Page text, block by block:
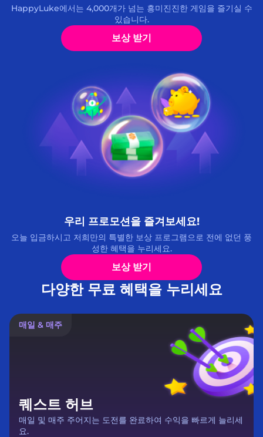
HappyLuke에서는 4,000개가 넘는 흥미진진한 게임을 즐기실 수
있습니다.
보상 받기
우리 프로모션을 즐겨보세요!
오늘 입금하시고 저희만의 특별한 보상 프로그램으로 전에 없던 풍
성한 혜택을 누리세요.
보상 받기
다양한 무료 혜택을 누리세요
매일 & 매주
퀘스트 허브
매일 및 매주 주어지는 도전를 완료하여 수익을 빠르게 늘리세
요.